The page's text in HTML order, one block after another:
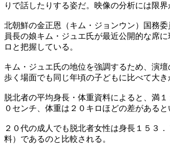
りで話したりする姿だ。映像の分析には限
北朝鮮の金正恩（キム・ジョンウン）国務
員長の娘キム・ジュエ氏が最近公開的な席
ロと把握している。
キム・ジュエ氏の地位を強調するため、演
歩く場面でも同じ年頃の子どもに比べて大き
脱北者の平均身長・体重資料によると、満
０センチ、体重は２０キロほどの差があると
２０代の成人でも脱北者女性は身長１５３
料）であるのと比較される。